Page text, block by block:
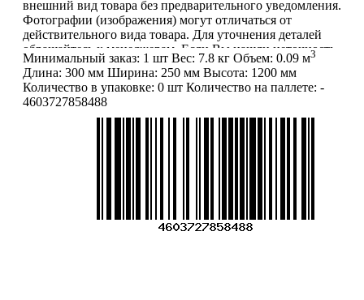
внешний вид товара без предварительного уведомления.
Фотографии (изображения) могут отличаться от
действительного вида товара. Для уточнения деталей
обращайтесь к менеджерам. Если Вы нашли неточность
или у Вас есть другие комментарии по описанию
товаров - просьба сообщить нам об этом на почту:
info@mirfermer.ru
Минимальный заказ: 1 шт Вес: 7.8 кг Объем: 0.09 м3
Длина: 300 мм Ширина: 250 мм Высота: 1200 мм
Количество в упаковке: 0 шт Количество на паллете: -
4603727858488